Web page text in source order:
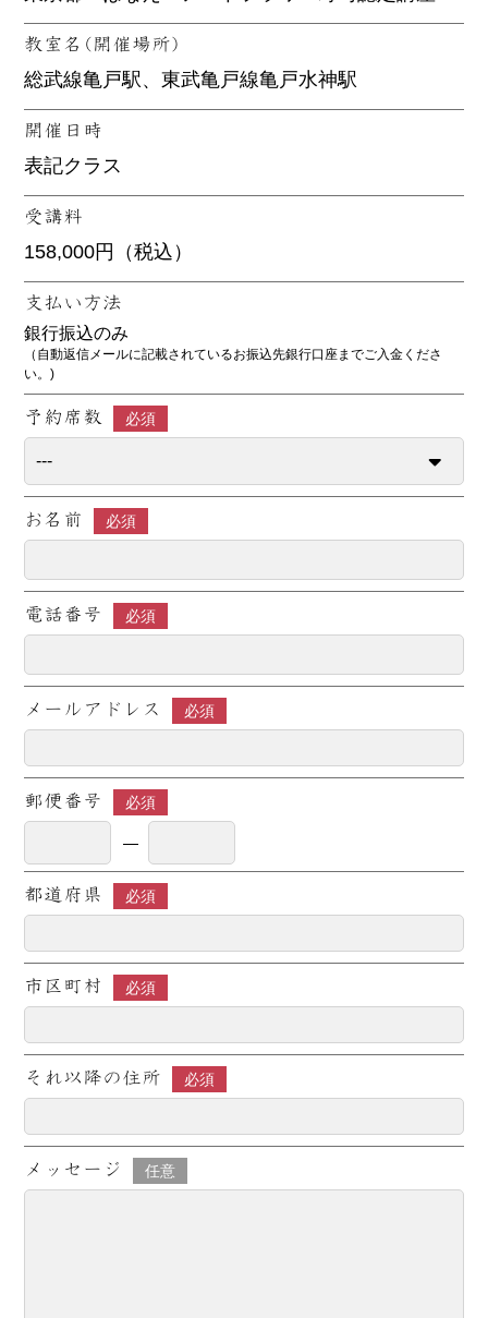
教室名(開催場所)
開催日時
受講料
支払い方法
銀行振込のみ
（自動返信メールに記載されているお振込先銀行口座までご入金くださ
い。)
予約席数 必須
お名前 必須
電話番号 必須
メールアドレス 必須
郵便番号 必須
都道府県 必須
市区町村 必須
それ以降の住所 必須
メッセージ 任意